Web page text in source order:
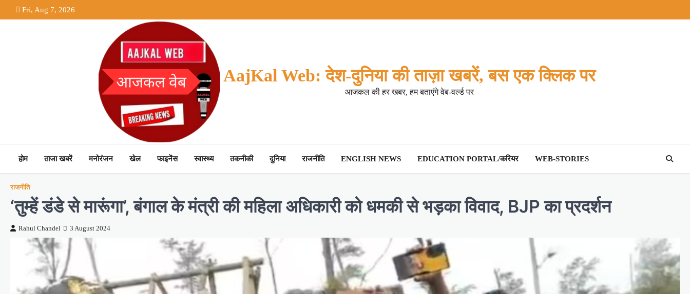
to
Fri, Aug 7, 2026
AajKal Web: देश-दुनिया की ताज़ा खबरें, बस एक क्लिक पर
आजकल की हर खबर, हम बताएंगे वेब-वर्ल्ड पर
होम ताजा खबरें मनोरंजन खेल फाइनेंस स्वास्थ्य तकनीकी दुनिया राजनीति ENGLISH NEWS EDUCATION PORTAL/करियर WEB-STORIES
राजनीति
‘तुम्हें डंडे से मारूंगा’, बंगाल के मंत्री की महिला अधिकारी को धमकी से भड़का विवाद, BJP का प्रदर्शन
Rahul Chandel 3 August 2024